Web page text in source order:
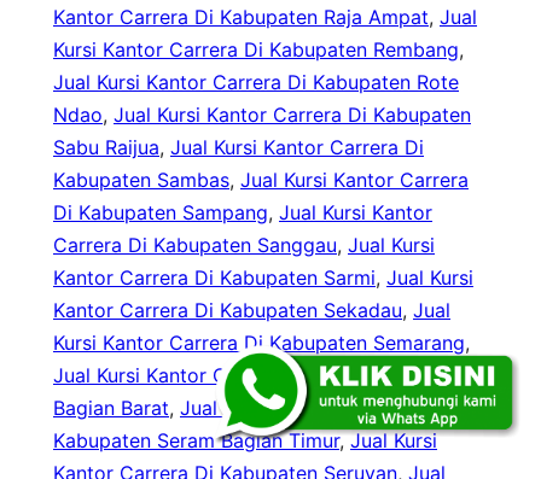
Kantor Carrera Di Kabupaten Raja Ampat, Jual
Kursi Kantor Carrera Di Kabupaten Rembang
Jual Kursi Kantor Carrera Di Kabupaten Rote
Ndao, Jual Kursi Kantor Carrera Di Kabupaten
Sabu Raijua, Jual Kursi Kantor Carrera Di
Kabupaten Sambas, Jual Kursi Kantor Carrera
Di Kabupaten Sampang, Jual Kursi Kantor
Carrera Di Kabupaten Sanggau, Jual Kursi
Kantor Carrera Di Kabupaten Sarmi, Jual Kursi
Kantor Carrera Di Kabupaten Sekadau, Jual
Kursi Kantor Carrera Di Kabupaten Semarang
Jual Kursi Kantor Carrera Di Kabupaten Seram
Bagian Barat, Jual Kursi Kantor Carrera Di
Kabupaten Seram Bagian Timur, Jual Kursi
Kantor Carrera Di Kabupaten Seruyan, Jual